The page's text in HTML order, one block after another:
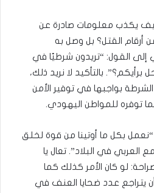
يكذب معلومات صادرة عن
القتل؟ بل وصل به
إلى القول: “تريدون شرطيًا في
بالتأكيد لا نريد ذلك،
بواجبها في توفير الأمن
توفره للمواطن اليهودي.
بكل ما أوتينا من قوة لخلق
العربي في البلاد”. تعال يا
لو كان الأمر كذلك كما
يتراجع عدد ضحايا العنف في